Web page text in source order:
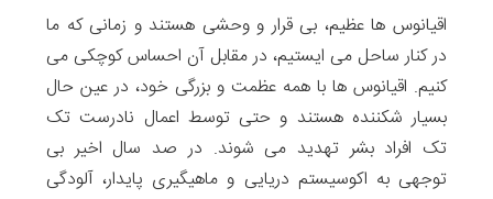
اقیانوس ها عظیم، بی قرار و وحشی هستند و زمانی که ما
در کنار ساحل می ایستیم، در مقابل آن احساس کوچکی می
کنیم. اقیانوس ها با همه عظمت و بزرگی خود، در عین حال
بسیار شکننده هستند و حتی توسط اعمال نادرست تک
تک افراد بشر تهدید می شوند. در صد سال اخیر بی
توجهی به اکوسیستم دریایی و ماهیگیری پایدار، آلودگی